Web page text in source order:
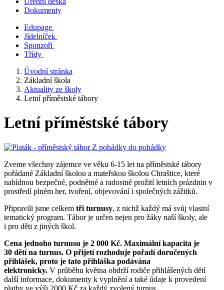
Dokumenty
Edupage
Jídelníček
Sponzoři
Třídy
Úvodní stránka
Základní škola
Aktuality ze školy
Letní příměstské tábory
Letní příměstské tábory
Zveme všechny zájemce ve věku 6-15 let na příměstské tábory
pořádané Základní školou a mateřskou školou Chraštice, které
nabídnou bezpečné, podnětné a radostné prožití letních prázdnin v
prostředí plném her, tvoření, objevování i společných zážitků.
Připravili jsme celkem tři turnusy, z nichž každý má svůj vlastní
tematický program. Tábor je určen nejen pro žáky naší školy, ale
i pro děti z jiných škol.
Cena jednoho turnusu je 2 000 Kč. Maximální kapacita je
30 dětí na turnus. O přijetí rozhoduje pořadí doručených
přihlášek, proto je tato přihláška podávána
elektronicky. V průběhu května obdrží rodiče přihlášených dětí
další informace, dokumenty k vyplnění a také údaje k provedení
platby ve výši 2000 Kč za každý zvolený turnus.